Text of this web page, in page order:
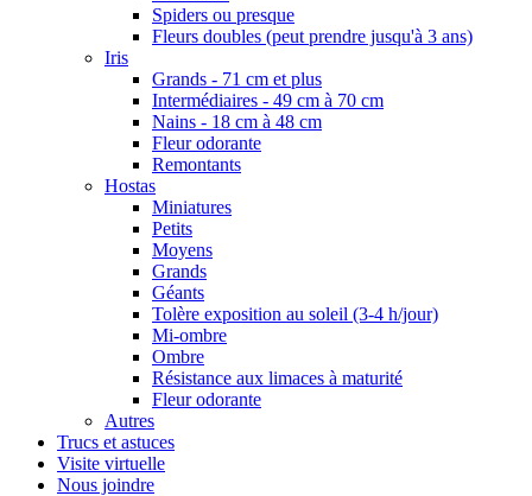
Spiders ou presque
Fleurs doubles (peut prendre jusqu'à 3 ans)
Iris
Grands - 71 cm et plus
Intermédiaires - 49 cm à 70 cm
Nains - 18 cm à 48 cm
Fleur odorante
Remontants
Hostas
Miniatures
Petits
Moyens
Grands
Géants
Tolère exposition au soleil (3-4 h/jour)
Mi-ombre
Ombre
Résistance aux limaces à maturité
Fleur odorante
Autres
Trucs et astuces
Visite virtuelle
Nous joindre